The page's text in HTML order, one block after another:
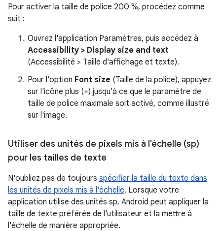
Pour activer la taille de police 200 %, procédez comme
suit :
Ouvrez l'application Paramètres, puis accédez à
Accessibility > Display size and text
(Accessibilité > Taille d'affichage et texte).
Pour l'option Font size (Taille de la police), appuyez
sur l'icône plus (+) jusqu'à ce que le paramètre de
taille de police maximale soit activé, comme illustré
sur l'image.
Utiliser des unités de pixels mis à l'échelle (sp)
pour les tailles de texte
N'oubliez pas de toujours spécifier la taille du texte dans
les unités de pixels mis à l'échelle. Lorsque votre
application utilise des unités sp, Android peut appliquer la
taille de texte préférée de l'utilisateur et la mettre à
l'échelle de manière appropriée.